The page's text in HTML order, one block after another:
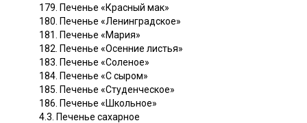
179. Печенье «Красный мак»
180. Печенье «Ленинградское»
181. Печенье «Мария»
182. Печенье «Осенние листья»
183. Печенье «Соленое»
184. Печенье «С сыром»
185. Печенье «Студенческое»
186. Печенье «Школьное»
4.3. Печенье сахарное